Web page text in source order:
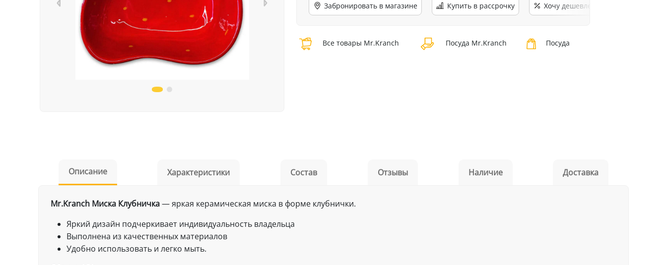
Забронировать в магазине Купить в рассрочку Хочу дешевле
Все товары Mr.Kranch Посуда Mr.Kranch Посуда
Описание Характеристики Состав Отзывы Наличие Доставка
Mr.Kranch Миска Клубничка— яркая керамическая миска в форме клубнички.
Яркий дизайн подчеркивает индивидуальность владельца
Выполнена из качественных материалов
Удобно использовать и легко мыть.